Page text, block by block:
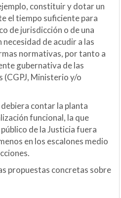
constituir y dotar un
el tiempo suficiente para
de jurisdicción o de una
de acudir a las
normativas, por tanto a
gubernativa de las
(CGPJ, Ministerio y/o
contar la planta
funcional, la que
de la Justicia fuera
en los escalones medio
propuestas concretas sobre